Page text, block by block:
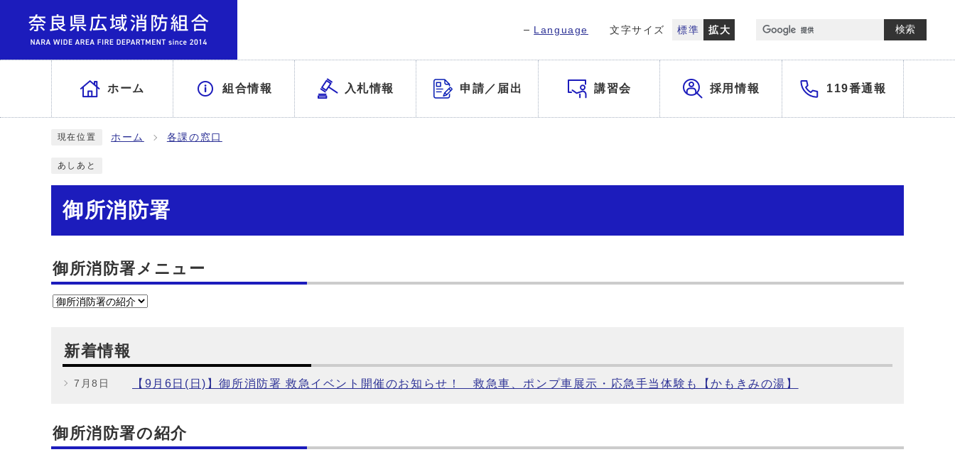
Language 文字サイズ 標準 拡大 検索
ホーム 組合情報 入札情報 申請／届出 講習会 採用情報 119番通報
現在位置 ホーム 各課の窓口
あしあと
御所消防署
御所消防署メニュー
新着情報
7月8日 【9月6日(日)】御所消防署 救急イベント開催のお知らせ！ 救急車、ポンプ車展示・応急手当体験も【かもきみの湯】
御所消防署の紹介